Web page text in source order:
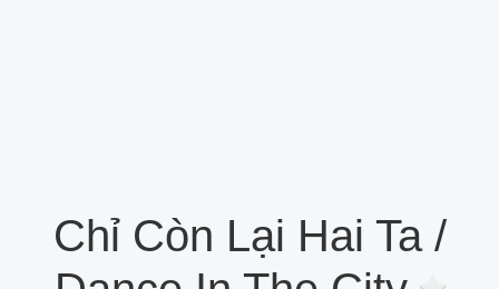
Chỉ Còn Lại Hai Ta /